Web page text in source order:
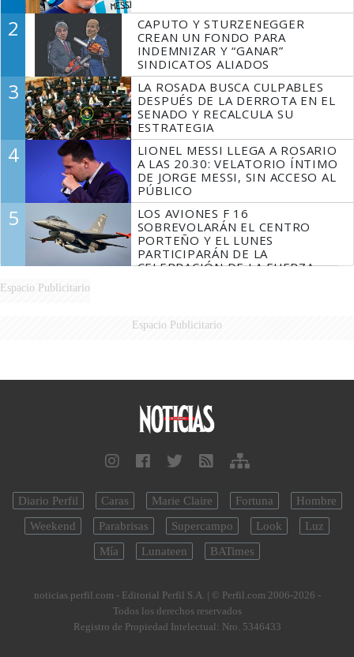
2
CAPUTO Y STURZENEGGER
CREAN UN FONDO PARA
INDEMNIZAR Y “GANAR”
SINDICATOS ALIADOS
3
LA ROSADA BUSCA CULPABLES
DESPUÉS DE LA DERROTA EN EL
SENADO Y RECALCULA SU
ESTRATEGIA
4
LIONEL MESSI LLEGA A ROSARIO
A LAS 20.30: VELATORIO ÍNTIMO
DE JORGE MESSI, SIN ACCESO AL
PÚBLICO
5
LOS AVIONES F 16
SOBREVOLARÁN EL CENTRO
PORTEÑO Y EL LUNES
PARTICIPARÁN DE LA
CELEBRACIÓN DE LA FUERZA
Espacio Publicitario
Espacio Publicitario
Diario Perfil Caras Marie Claire Fortuna
Hombre
Weekend
Parabrisas Supercampo Look
Luz
Mía
Lunateen BATimes
noticias.perfil.com - Editorial Perfil S.A. | © Perfil.com 2006-2026 -
Todos los derechos reservados
Registro de Propiedad Intelectual: Nro. 5346433